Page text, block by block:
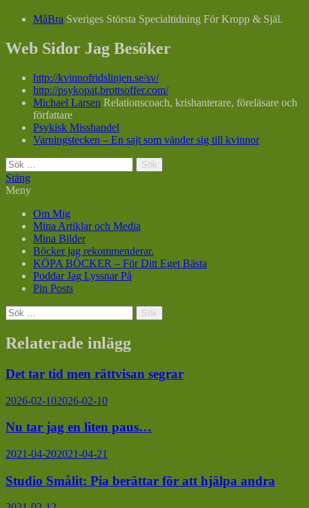
MåBra Sveriges Största Specialtidning För Kropp & Själ.
Web Sidor Jag Besöker
http://kvinnofridslinjen.se/sv/
http://psykopat.brottsoffer.com/
Michael Larsen Relationscoach, krishanterare, föreläsare och
författare
Psykisk Misshandel
Varningstecken – En sajt som vänder sig till kvinnor
Sök
efter:
Stäng
Meny
Om Mig
Mina Artiklar och Media
Mina Bilder
Böcker jag rekommenderar.
KÖPA BÖCKER – För Ditt Eget Bästa
Poddar Jag Lyssnar På
Pin Posts
Sök
efter:
Relaterade inlägg
Det tar tid men rättvisan segrar
2026-02-102026-02-10
Nu tar jag en liten paus…
2021-04-202021-04-21
Studio Smålit: Pia berättar för att hjälpa andra